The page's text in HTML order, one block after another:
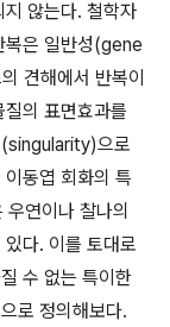
않는다. 철학자
복은 일반성(gene
견해에서 반복이
의 표면효과를
(singularity)으로
동엽 회화의 특
연이나 찰나의
다. 이를 토대로
수 없는 특이한
로 정의해보다.